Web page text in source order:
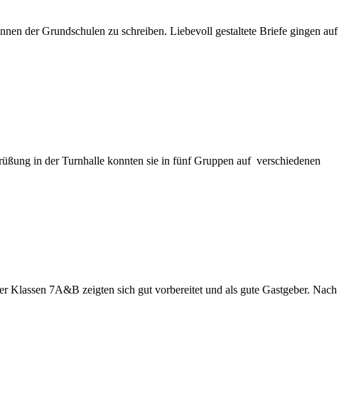
der Grundschulen zu schreiben. Liebevoll gestaltete Briefe gingen auf
in der Turnhalle konnten sie in fünf Gruppen auf verschiedenen
7A&B zeigten sich gut vorbereitet und als gute Gastgeber. Nach